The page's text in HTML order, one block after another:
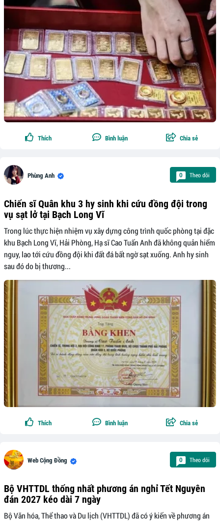
Thích Bình luận Chia sẻ
Phùng Anh 0 Theo dõi
Chiến sĩ Quân khu 3 hy sinh khi cứu đồng đội trong
vụ sạt lở tại Bạch Long Vĩ
Trong lúc thực hiện nhiệm vụ xây dựng công trình quốc phòng tại đặc
khu Bạch Long Vĩ, Hải Phòng, Hạ sĩ Cao Tuấn Anh đã không quản hiểm
nguy, lao tới cứu đồng đội khi đất đá bất ngờ sạt xuống. Anh hy sinh
sau đó do bị thương...
Thích Bình luận Chia sẻ
Web Cộng Đồng 0 Theo dõi
Bộ VHTTDL thống nhất phương án nghỉ Tết Nguyên
đán 2027 kéo dài 7 ngày
Bộ Văn hóa, Thể thao và Du lịch (VHTTDL) đã có ý kiến về phương án